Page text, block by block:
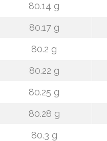
80.14 g
80.17 g
80.2 g
80.22 g
80.25 g
80.28 g
80.3 g